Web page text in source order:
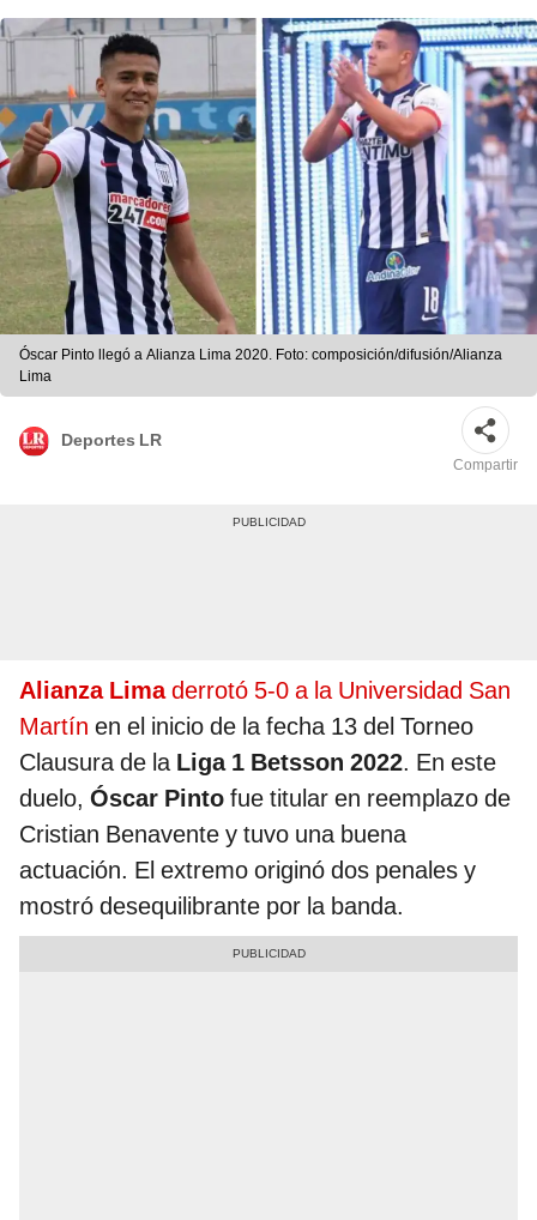
Óscar Pinto llegó a Alianza Lima 2020. Foto: composición/difusión/Alianza
Lima
Deportes LR
Compartir
Alianza Limaderrotó 5-0 a la Universidad San
Martín en el inicio de la fecha 13 del Torneo
Clausura de la Liga 1 Betsson 2022. En este
duelo, Óscar Pinto fue titular en reemplazo de
Cristian Benavente y tuvo una buena
actuación. El extremo originó dos penales y
mostró desequilibrante por la banda.